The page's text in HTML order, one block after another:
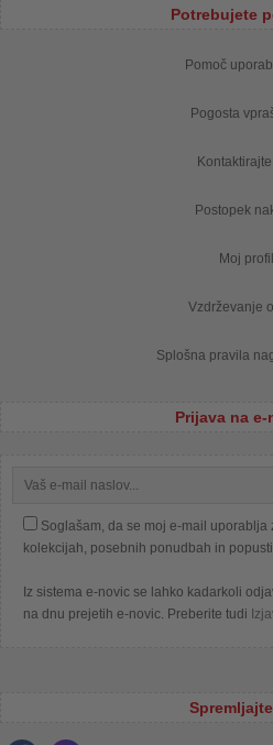
Potrebujete
Pomoč
Pogosta
Postopek
Moj profil
Vzdrževanje
Splošna pravila
Prijava na e-
Soglašam, da se moj e-mail
kolekcijah, posebnih ponudbah in
Iz sistema e-novic se lahko kadarkoli
na dnu prejetih e-novic. Preberite tudi